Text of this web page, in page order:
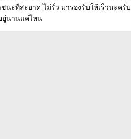
นะที่สะอาด ไม่รั่ว มารองรับให้เร็วนะครับ
ยู่นานแค่ไหน